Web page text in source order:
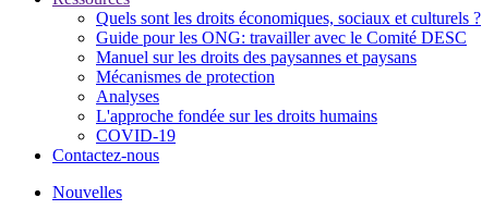
Quels sont les droits économiques, sociaux et culturels ?
Guide pour les ONG: travailler avec le Comité DESC
Manuel sur les droits des paysannes et paysans
Mécanismes de protection
Analyses
L'approche fondée sur les droits humains
COVID-19
Contactez-nous
Nouvelles